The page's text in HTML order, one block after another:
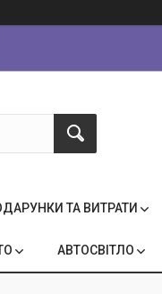
ТА ВИТРАТИ
АВТОСВІТЛО